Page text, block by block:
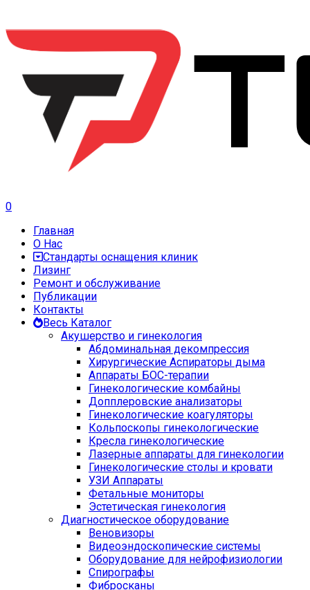
0
Главная
О Нас
Стандарты оснащения клиник
Лизинг
Ремонт и обслуживание
Публикации
Контакты
Весь Каталог
Акушерство и гинекология
Абдоминальная декомпрессия
Хирургические Аспираторы дыма
Аппараты БОС-терапии
Гинекологические комбайны
Допплеровские анализаторы
Гинекологические коагуляторы
Кольпоскопы гинекологические
Кресла гинекологические
Лазерные аппараты для гинекологии
Гинекологические столы и кровати
УЗИ Аппараты
Фетальные мониторы
Эстетическая гинекология
Диагностическое оборудование
Веновизоры
Видеоэндоскопические системы
Оборудование для нейрофизиологии
Спирографы
Фибросканы